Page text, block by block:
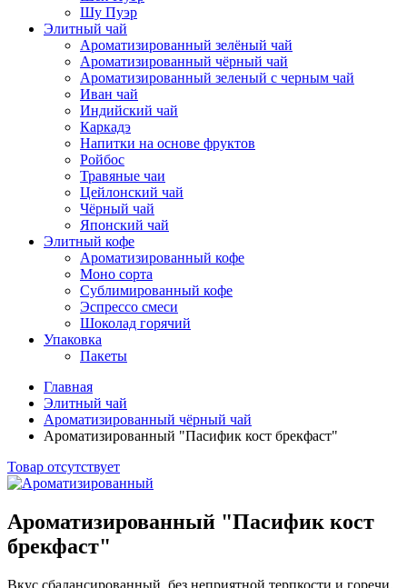
Шу Пуэр
Элитный чай
Ароматизированный зелёный чай
Ароматизированный чёрный чай
Ароматизированный зеленый с черным чай
Иван чай
Индийский чай
Каркадэ
Напитки на основе фруктов
Ройбос
Травяные чаи
Цейлонский чай
Чёрный чай
Японский чай
Элитный кофе
Ароматизированный кофе
Моно сорта
Сублимированный кофе
Эспрессо смеси
Шоколад горячий
Упаковка
Пакеты
Главная
Элитный чай
Ароматизированный чёрный чай
Ароматизированный "Пасифик кост брекфаст"
Товар отсутствует
Ароматизированный "Пасифик кост
брекфаст"
Вкус сбалансированный, без неприятной терпкости и горечи,